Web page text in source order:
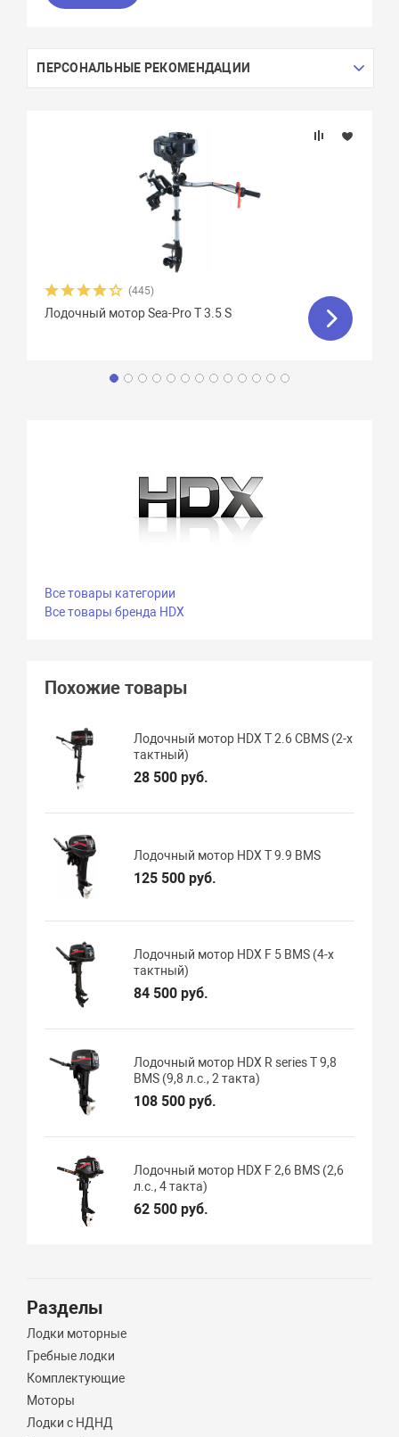
ПЕРСОНАЛЬНЫЕ РЕКОМЕНДАЦИИ
(445)
Лодочный мотор Sea-Pro T 3.5 S
Все товары категории
Все товары бренда HDX
Похожие товары
Лодочный мотор HDX T 2.6 CBMS (2-х
тактный)
28 500 руб.
Лодочный мотор HDX T 9.9 BMS
125 500 руб.
Лодочный мотор HDX F 5 BMS (4-х
тактный)
84 500 руб.
Лодочный мотор HDX R series T 9,8
BMS (9,8 л.с., 2 такта)
108 500 руб.
Лодочный мотор HDX F 2,6 BMS (2,6
л.с., 4 такта)
62 500 руб.
Разделы
Лодки моторные
Гребные лодки
Комплектующие
Моторы
Лодки с НДНД